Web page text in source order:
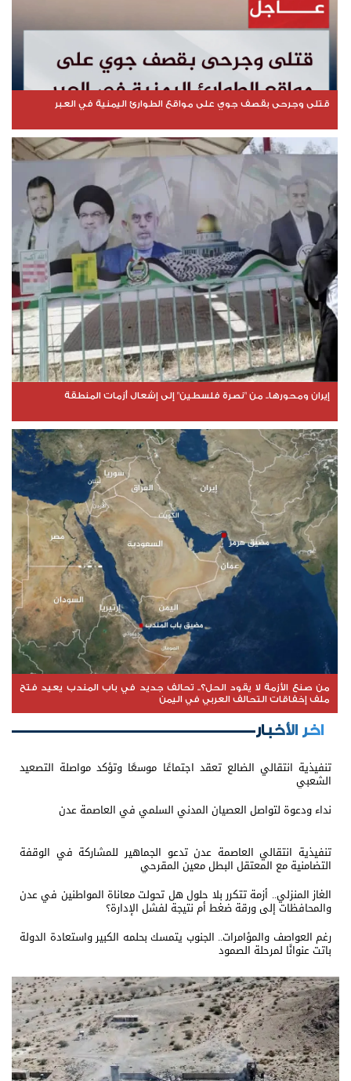
قتلى وجرحى بقصف جوي على مواقع الطوارئ اليمنية في العبر
إيران ومحورها.. من "نصرة فلسطين" إلى إشعال أزمات المنطقة
من صنع الأزمة لا يقود الحل؟.. تحالف جديد في باب المندب يعيد فتح
ملف إخفاقات التحالف العربي في اليمن
اخر الأخبار
تنفيذية انتقالي الضالع تعقد اجتماعًا موسعًا وتؤكد مواصلة التصعيد
الشعبي
نداء ودعوة لتواصل العصيان المدني السلمي في العاصمة عدن
تنفيذية انتقالي العاصمة عدن تدعو الجماهير للمشاركة في الوقفة
التضامنية مع المعتقل البطل معين المقرحي
الغاز المنزلي.. أزمة تتكرر بلا حلول هل تحولت معاناة المواطنين في عدن
والمحافظات إلى ورقة ضغط أم نتيجة لفشل الإدارة؟
رغم العواصف والمؤامرات.. الجنوب يتمسك بحلمه الكبير واستعادة الدولة
باتت عنوانًا لمرحلة الصمود